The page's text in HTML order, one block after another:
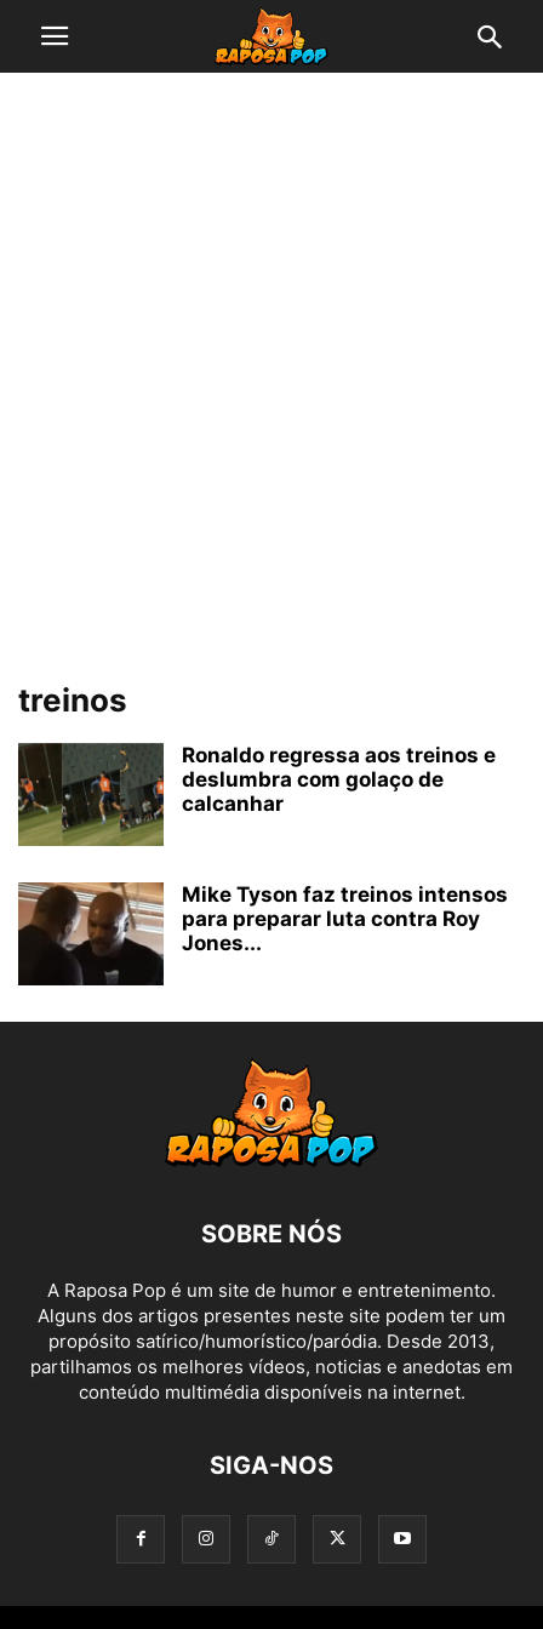
treinos
Ronaldo regressa aos treinos e
deslumbra com golaço de
calcanhar
Mike Tyson faz treinos intensos
para preparar luta contra Roy
Jones...
SOBRE NÓS
A Raposa Pop é um site de humor e entretenimento.
Alguns dos artigos presentes neste site podem ter um
propósito satírico/humorístico/paródia. Desde 2013,
partilhamos os melhores vídeos, noticias e anedotas em
conteúdo multimédia disponíveis na internet.
SIGA-NOS